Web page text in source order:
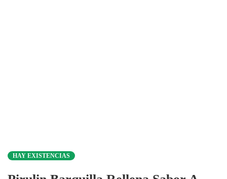
HAY EXISTENCIAS